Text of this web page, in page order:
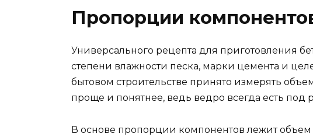
Пропорции
Универсального рецепта для приготовления
степени влажности песка, марки цемента и
бытовом строительстве принято измерять
проще и понятнее, ведь ведро всегда есть под
В основе пропорции компонентов лежит объем